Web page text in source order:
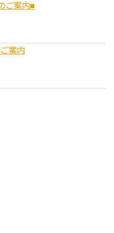
ご案内■
案内